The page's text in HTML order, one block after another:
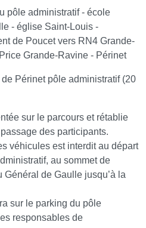
pôle administratif - école
- église Saint-Louis -
de Poucet vers RN4 Grande-
Grande-Ravine - Périnet
Périnet pôle administratif (20
sur le parcours et rétablie
des participants.
véhicules est interdit au départ
au sommet de
de Gaulle jusqu’à la
sur le parking du pôle
responsables de